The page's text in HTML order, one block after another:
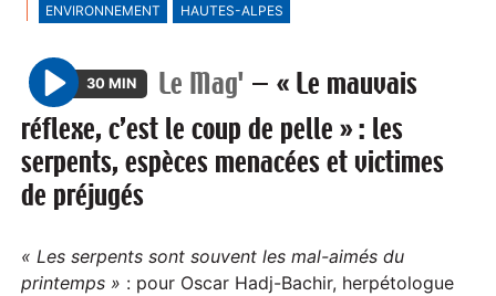
ENVIRONNEMENT HAUTES-ALPES
P
l
a
y
30 MIN Le Mag' — « Le mauvais
réflexe, c’est le coup de pelle » : les
serpents, espèces menacées et victimes
de préjugés
« Les serpents sont souvent les mal-aimés du
printemps » : pour Oscar Hadj-Bachir, herpétologue